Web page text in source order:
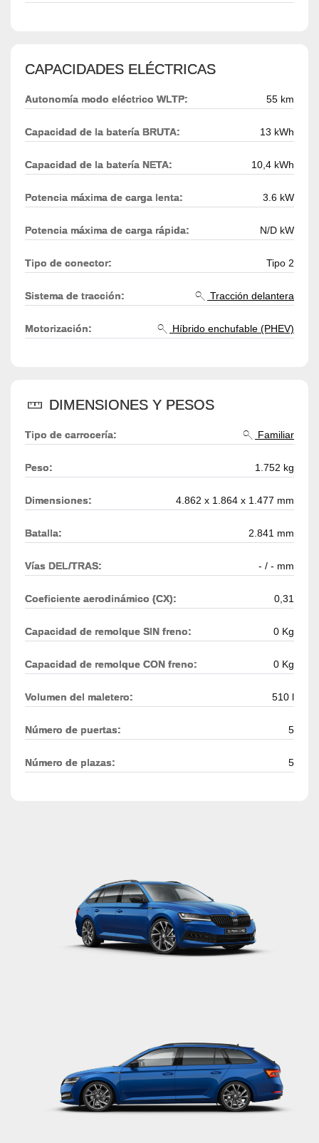
CAPACIDADES ELÉCTRICAS
Autonomía modo eléctrico WLTP: 55 km
Capacidad de la batería BRUTA: 13 kWh
Capacidad de la batería NETA: 10,4 kWh
Potencia máxima de carga lenta: 3.6 kW
Potencia máxima de carga rápida: N/D kW
Tipo de conector: Tipo 2
Sistema de tracción: Tracción delantera
Motorización: Híbrido enchufable (PHEV)
DIMENSIONES Y PESOS
Tipo de carrocería: Familiar
Peso: 1.752 kg
Dimensiones: 4.862 x 1.864 x 1.477 mm
Batalla: 2.841 mm
Vías DEL/TRAS: - / - mm
Coeficiente aerodinámico (CX): 0,31
Capacidad de remolque SIN freno: 0 Kg
Capacidad de remolque CON freno: 0 Kg
Volumen del maletero: 510 l
Número de puertas: 5
Número de plazas: 5